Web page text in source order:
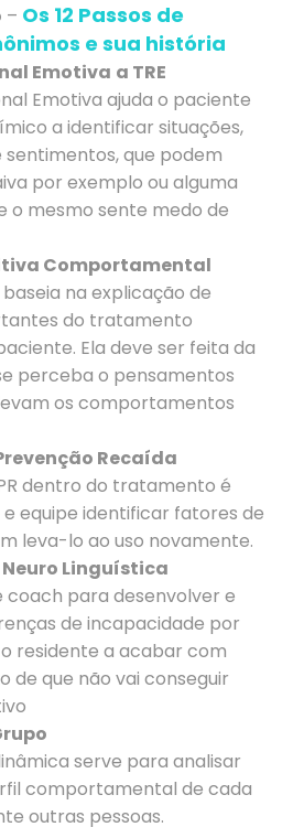
– Os 12 Passos de
e sua história
Emotiva a TRE
Emotiva ajuda o paciente
a identificar situações,
que podem
por exemplo ou alguma
o mesmo sente medo de
Comportamental
na explicação de
do tratamento
Ela deve ser feita da
perceba o pensamentos
os comportamentos
Recaída
dentro do tratamento é
equipe identificar fatores de
leva-lo ao uso novamente.
Linguística
coach para desenvolver e
de incapacidade por
residente a acabar com
de que não vai conseguir
serve para analisar
comportamental de cada
outras pessoas.